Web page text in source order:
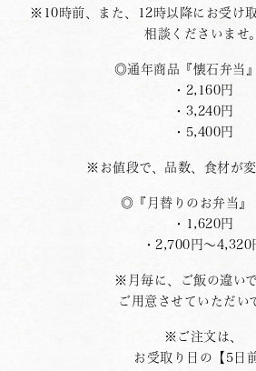
※10時前、また、12時以降にお受け
相談くださいませ。
◎通年商品『懐石弁当
・2,160円
・3,240円
・5,400円
※お値段で、品数、食材が変
◎『月替りのお弁当
・1,620円
・2,700円〜4,320
※月毎に、ご飯の違い
ご用意させていただい
※ご注文は、
お受取り日の【5日前